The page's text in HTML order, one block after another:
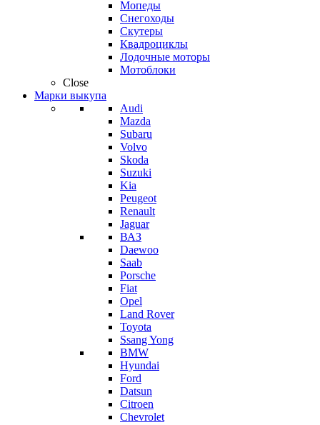
Мопеды
Снегоходы
Скутеры
Квадроциклы
Лодочные моторы
Мотоблоки
Close
Марки выкупа
Audi
Mazda
Subaru
Volvo
Skoda
Suzuki
Kia
Peugeot
Renault
Jaguar
ВАЗ
Daewoo
Saab
Porsche
Fiat
Opel
Land Rover
Toyota
Ssang Yong
BMW
Hyundai
Ford
Datsun
Citroen
Chevrolet